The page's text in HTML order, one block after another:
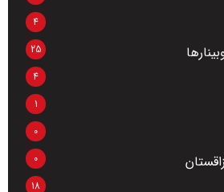
4
25
4
1
0
0
18